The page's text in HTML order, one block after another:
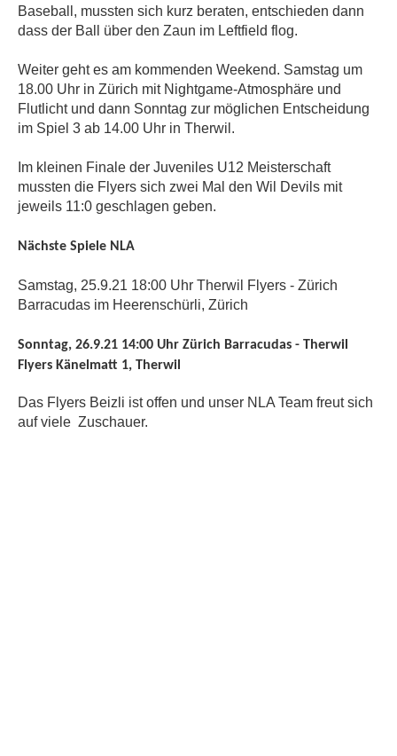
Baseball, mussten sich kurz beraten, entschieden dann
dass der Ball über den Zaun im Leftfield flog.
Weiter geht es am kommenden Weekend. Samstag um
18.00 Uhr in Zürich mit Nightgame-Atmosphäre und
Flutlicht und dann Sonntag zur möglichen Entscheidung
im Spiel 3 ab 14.00 Uhr in Therwil.
Im kleinen Finale der Juveniles U12 Meisterschaft
mussten die Flyers sich zwei Mal den Wil Devils mit
jeweils 11:0 geschlagen geben.
Nächste Spiele NLA
Samstag, 25.9.21 18:00 Uhr Therwil Flyers - Zürich
Barracudas im Heerenschürli, Zürich
Sonntag, 26.9.21 14:00 Uhr Zürich Barracudas - Therwil
Flyers Känelmatt 1, Therwil
Das Flyers Beizli ist offen und unser NLA Team freut sich
auf viele Zuschauer.